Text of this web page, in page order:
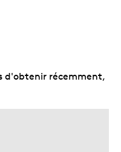
d'obtenir récemment,